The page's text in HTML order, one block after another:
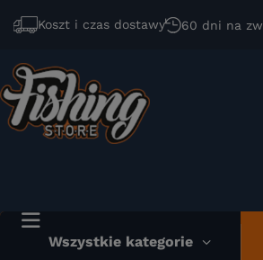
Koszt i czas dostawy 60 dni na
Wszystkie kategorie